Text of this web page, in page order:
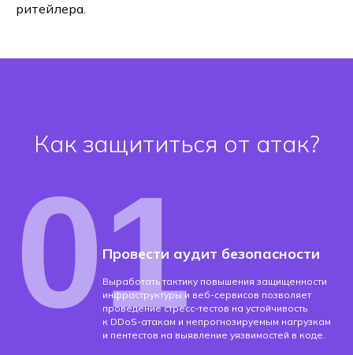
ритейлера.
Как защититься от атак?
Провести аудит безопасности
Выработать тактику повышения защищенности
инфраструктуры и веб-сервисов позволяет
проведение стресс-тестов на устойчивость
к DDoS-атакам и непрогнозируемым нагрузкам
и пентестов на выявление уязвимостей в коде.
01